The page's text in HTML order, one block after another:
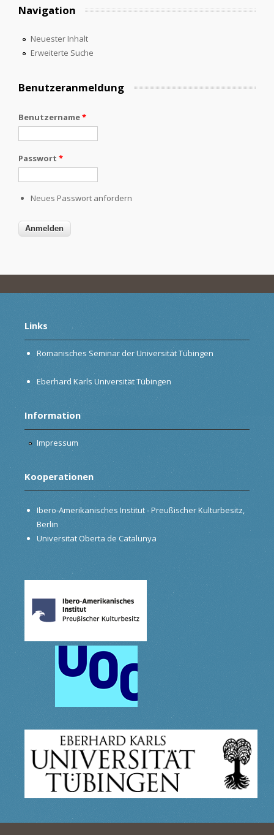
Navigation
Neuester Inhalt
Erweiterte Suche
Benutzeranmeldung
Benutzername*
Passwort *
Neues Passwort anfordern
Links
Romanisches Seminar der Universität Tübingen
Eberhard Karls Universität Tübingen
Information
Impressum
Kooperationen
Ibero-Amerikanisches Institut - Preußischer Kulturbesitz,
Berlin
Universitat Oberta de Catalunya